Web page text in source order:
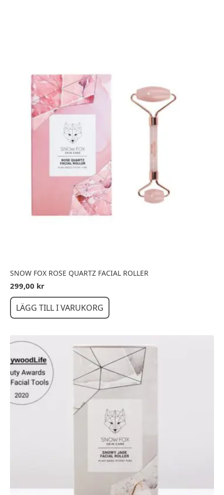
SNOW FOX ROSE QUARTZ FACIAL ROLLER
299,00 kr
LÄGG TILL I VARUKORG